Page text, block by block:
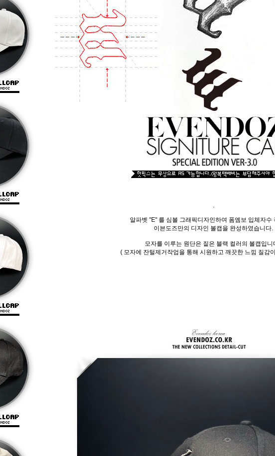
.
알파벳 "E" 를 심볼 그래픽디자인하여 폼엠보 입체자수
이븐도즈만의 디자인 볼캡을 완성하였습니다.
모자를 이루는 원단은 짙은 블랙 컬러의 볼캡입
( 모자에 잔털제거작업을 통해 시원하고 깨끗한 느낌 질감